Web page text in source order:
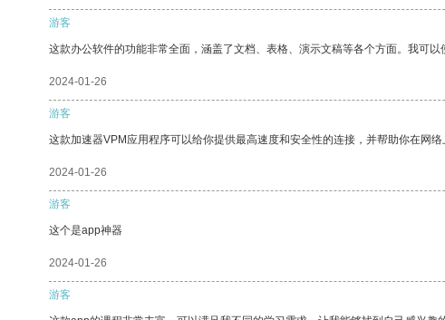
游客
这款办公软件的功能非常全面，涵盖了文档、表格、演示文稿等各个方面。我可以
2024-01-26
游客
这款加速器VPM应用程序可以给你提供最高速度和安全性的连接，并帮助你在网络
2024-01-26
游客
这个是app神器
2024-01-26
游客